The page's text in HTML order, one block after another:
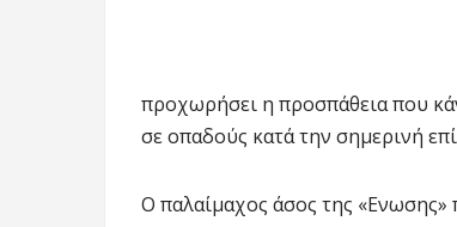
προχωρήσει η προσπάθεια που
σε οπαδούς κατά την σημερινή
Ο παλαίμαχος άσος της «Ενωσης»